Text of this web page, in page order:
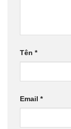
Tên *
Email *